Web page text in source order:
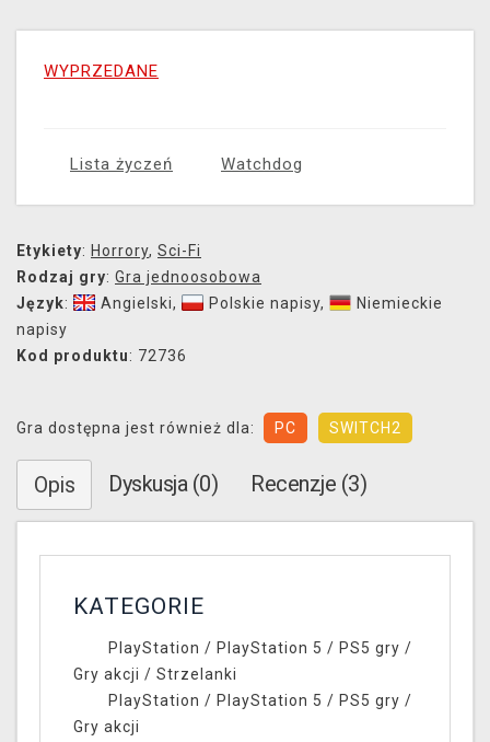
WYPRZEDANE
Lista życzeń Watchdog
Etykiety: Horrory, Sci-Fi
Rodzaj gry: Gra jednoosobowa
Język: Angielski, Polskie napisy,
Niemieckie
napisy
Kod produktu: 72736
Gra dostępna jest również dla: PC SWITCH2
Opis Dyskusja (0) Recenzje (3)
KATEGORIE
PlayStation / PlayStation 5 / PS5 gry /
Gry akcji / Strzelanki
PlayStation / PlayStation 5 / PS5 gry /
Gry akcji